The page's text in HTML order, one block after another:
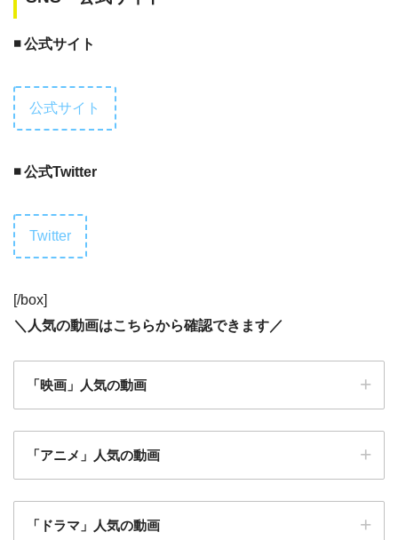
◾️ 公式サイト
公式サイト
◾️ 公式Twitter
Twitter
[/box]
＼ 人気の動画はこちらから確認できます／
「映画」人気の動画
仮面ライダーアギト PROJECT G4
忍者戦隊カクレンジャー
「アニメ」人気の動画
魔女の宅急便
「ドラマ」人気の動画